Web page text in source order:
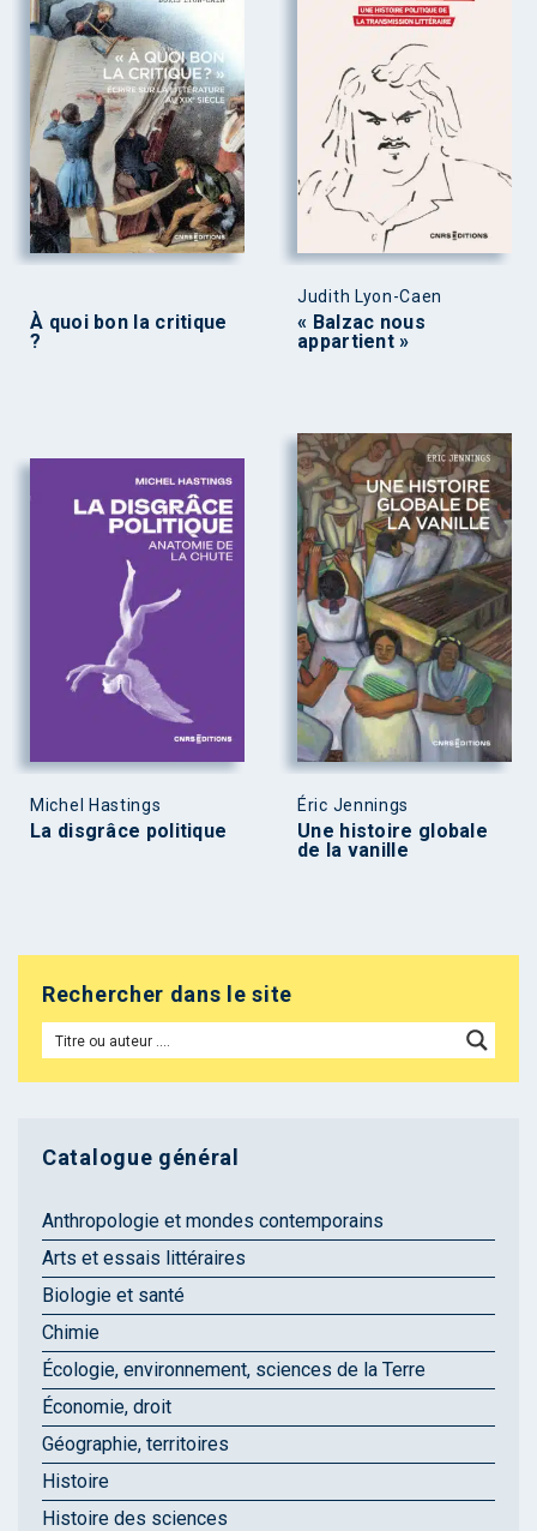
À quoi bon la critique
?
Judith Lyon-Caen
« Balzac nous
appartient »
Michel Hastings
La disgrâce politique
Éric Jennings
Une histoire globale
de la vanille
Rechercher dans le site
Catalogue général
Anthropologie et mondes contemporains
Arts et essais littéraires
Biologie et santé
Chimie
Écologie, environnement, sciences de la Terre
Économie, droit
Géographie, territoires
Histoire
Histoire des sciences